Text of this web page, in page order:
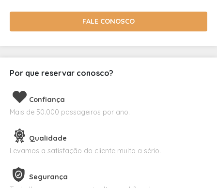
FALE CONOSCO
Por que reservar conosco?
Confiança
Mais de 50.000 passageiros por ano.
Qualidade
Levamos a satisfação do cliente muito a sério.
Segurança